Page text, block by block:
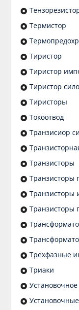
Термистор
Тиристор
Тиристор
Тиристор
Тиристоры
Токоотвод
Транзисиор
Транзисторы
Транзисторы
Транзисторы
Транзисторы
Трехфазные
Триаки